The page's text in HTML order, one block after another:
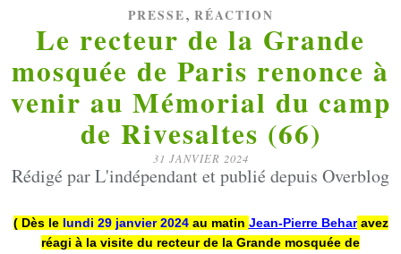
PRESSE, RÉACTION
Le recteur de la Grande
mosquée de Paris renonce à
venir au Mémorial du camp
de Rivesaltes (66)
31 JANVIER 2024
Rédigé par L'indépendant et publié depuis Overblog
( Dès le lundi 29 janvier 2024au matin Jean-Pierre Behar avez
réagi à la visite du recteur de la Grande mosquée de